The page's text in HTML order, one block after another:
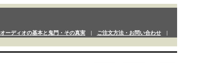
オーディオの基本と鬼門・その真実| ご注文方法・お問い合わせ|